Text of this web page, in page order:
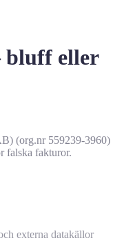
bluff eller
(org.nr 559239-3960)
falska fakturor.
externa datakällor